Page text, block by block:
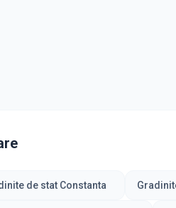
de stat Constanta